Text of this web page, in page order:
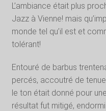
L’ambiance était plus
Jazz à Vienne! mais
monde tel qu’il est et
tolérant!
Entouré de barbus
percés, accoutré de
le ton était donné pour
résultat fut mitigé,